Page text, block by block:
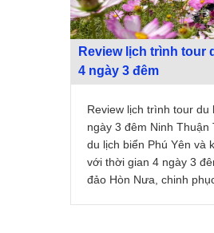
Review lịch trình tour
4 ngày 3 đêm
Review lịch trình tour du
ngày 3 đêm Ninh
du lịch biển Phú Yên và
với thời gian 4 ngày 3
đảo Hòn Nưa, chinh